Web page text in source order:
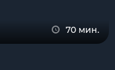
70 мин.